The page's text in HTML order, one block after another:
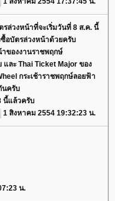
ล่วงหน้า​ที่จะเริ่มวันที่ 8 ส.ค. นี้
อบัต​รล่วงหน้าด้วยครับ
ของงานราชพฤกษ์
ละ Thai Ticket Major ของ
กระเช้าราชพฤกษ์ลอยฟ้า
นครับ
นี้แล้วครับ
1 สิงหาคม 2554 19:32:23 น.
น.